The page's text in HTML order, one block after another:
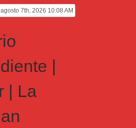
agosto 7th, 2026 10:08 AM